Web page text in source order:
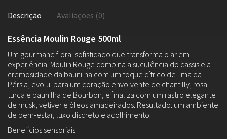
Descrição Avaliações (0)
Essência Moulin Rouge 500ml
Um gourmand floral sofisticado que transforma o ar em
experiência. Moulin Rouge combina a suculência do cassis e a
cremosidade da baunilha com um toque cítrico de lima da
Pérsia, evolui para um coração envolvente de chantilly, rosa
turca e baunilha de Bourbon, e finaliza com um rastro elegante
de musk, vetiver e óleos amadeirados. Resultado: um ambiente
de bem-estar, luxo discreto e acolhimento.
Benefícios sensoriais